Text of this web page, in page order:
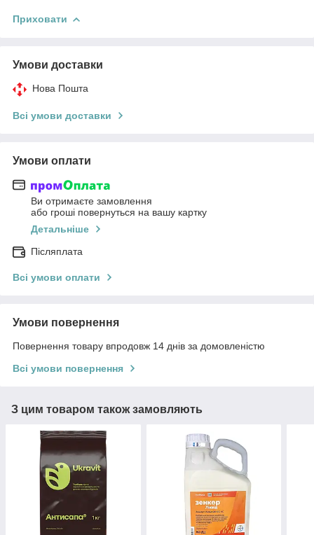
Приховати
Умови доставки
Нова Пошта
Всі умови доставки
Умови оплати
Ви отримаєте замовлення
або гроші повернуться на вашу картку
Детальніше
Післяплата
Всі умови оплати
Умови повернення
Повернення товару впродовж 14 днів за домовленістю
Всі умови повернення
З цим товаром також замовляють